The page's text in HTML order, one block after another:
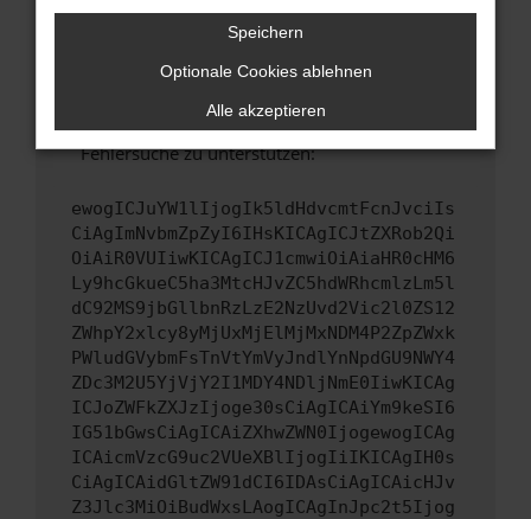
Wende dich an den Webseitenbetreiber.
Wenn du alle oben genannten Schritte versucht
hast, kontaktiere uns bitte. Wir werden
versuchen, das Problem zu beheben. Du kannst
uns diesen Text schicken, um uns bei der
Fehlersuche zu unterstützen:
ewogICJuYW1lIjogIk5ldHdvcmtFcnJvciIs
CiAgImNvbmZpZyI6IHsKICAgICJtZXRob2Qi
OiAiR0VUIiwKICAgICJ1cmwiOiAiaHR0cHM6
Ly9hcGkueC5ha3MtcHJvZC5hdWRhcmlzLm5l
dC92MS9jbGllbnRzLzE2NzUvd2Vic2l0ZS12
ZWhpY2xlcy8yMjUxMjElMjMxNDM4P2ZpZWxk
PWludGVybmFsTnVtYmVyJndlYnNpdGU9NWY4
ZDc3M2U5YjVjY2I1MDY4NDljNmE0IiwKICAg
ICJoZWFkZXJzIjoge30sCiAgICAiYm9keSI6
IG51bGwsCiAgICAiZXhwZWN0IjogewogICAg
ICAicmVzcG9uc2VUeXBlIjogIiIKICAgIH0s
CiAgICAidGltZW91dCI6IDAsCiAgICAicHJv
Z3Jlc3MiOiBudWxsLAogICAgInJpc2t5Ijog
Speichern
Optionale Cookies ablehnen
Alle akzeptieren